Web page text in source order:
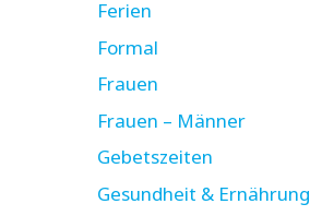
Ferien
Formal
Frauen
Frauen – Männer
Gebetszeiten
Gesundheit & Ernährung